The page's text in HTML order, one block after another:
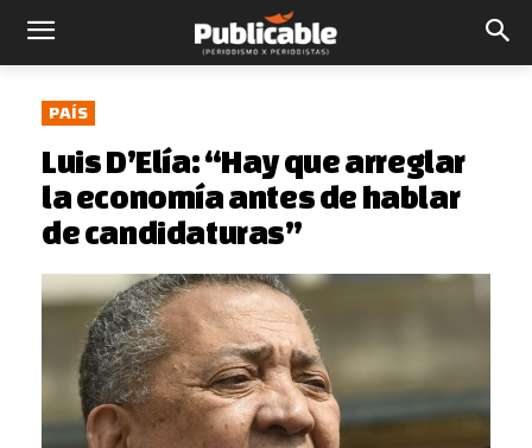
PAÍS
Luis D’Elía: “Hay que arreglar
la economía antes de hablar
de candidaturas”